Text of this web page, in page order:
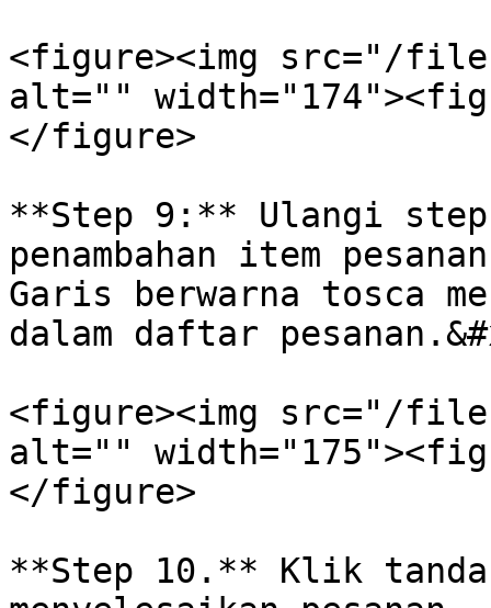
<figure><img src="/files/
alt=""
</figure>
**Step 9:** Ulangi step
penambahan item
Garis berwarna tosca
dalam daftar
<figure><img src="/files/
alt=""
</figure>
**Step 10.** Klik